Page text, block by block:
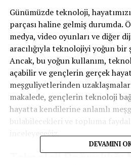
Günümüzde teknoloji,
parçası haline gelmiş durumda.
medya, video oyunları ve diğer
aracılığıyla teknolojiyi yoğun
Ancak, bu yoğun kullanım,
açabilir ve gençlerin gerçek
meşguliyetlerinden
makalede, gençlerin teknoloji
hayatta kendilerine anlamlı
bulabilecekleri ve topluma
inceleyeceğiz.
Teknoloji
DEVAMINI